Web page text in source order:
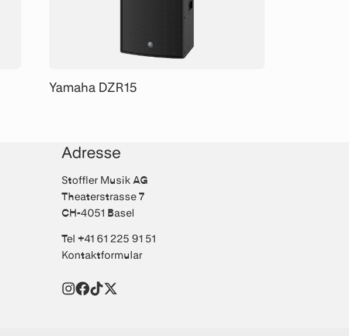
Yamaha DZR15
Adresse
Stoffler Musik AG
Theaterstrasse 7
CH-4051 Basel
Tel +41 61 225 91 51
Kontaktformular
Instagram
Facebook
TikTokTwitter